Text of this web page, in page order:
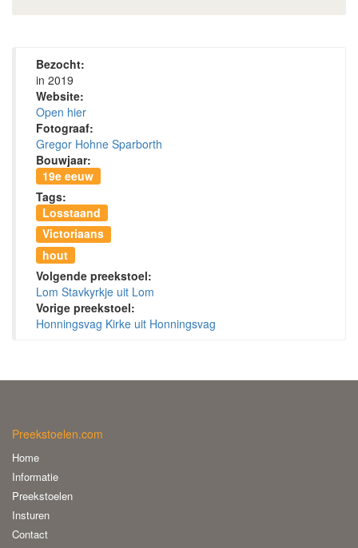
Bezocht:
in 2019
Website:
Open hier
Fotograaf:
Gregor Hohne Sparborth
Bouwjaar:
19e eeuw
Tags:
Losstaand
Victoriaans
hout
Volgende preekstoel:
Lom Stavkyrkje uit Lom
Vorige preekstoel:
Honningsvag Kirke uit Honningsvag
Preekstoelen.com
Home
Informatie
Preekstoelen
Insturen
Contact